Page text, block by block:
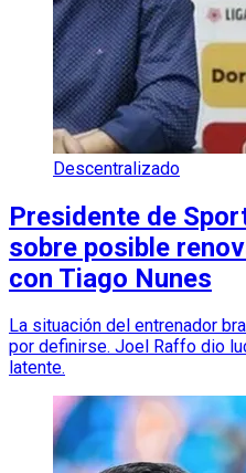
Descentralizado
Presidente de
sobre posible
con Tiago Nunes
La situación del entrenador
por definirse. Joel Raffo dio
latente.